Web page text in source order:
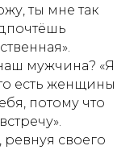
ты мне так
мужчина? «Я
есть женщины
потому что
своего